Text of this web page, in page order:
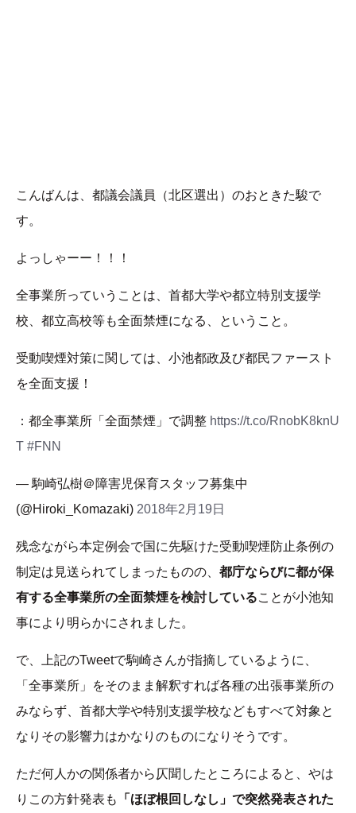
こんばんは、都議会議員（北区選出）のおときた駿で
す。
よっしゃーー！！！
全事業所っていうことは、首都大学や都立特別支援学
校、都立高校等も全面禁煙になる、ということ。
受動喫煙対策に関しては、小池都政及び都民ファースト
を全面支援！
：都全事業所「全面禁煙」で調整 https://t.co/RnobK8knU
T #FNN
— 駒崎弘樹＠障害児保育スタッフ募集中
(@Hiroki_Komazaki) 2018年2月19日
残念ながら本定例会で国に先駆けた受動喫煙防止条例の
制定は見送られてしまったものの、 都庁ならびに都が保
有する全事業所の全面禁煙を検討していることが小池知
事により明らかにされました。
で、上記のTweetで駒崎さんが指摘しているように、
「全事業所」をそのまま解釈すれば各種の出張事業所の
みならず、首都大学や特別支援学校などもすべて対象と
なりその影響力はかなりのものになりそうです。
ただ何人かの関係者から仄聞したところによると、やは
りこの方針発表も
「ほぼ根回しなし」で突然発表された